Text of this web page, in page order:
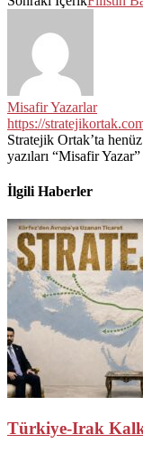
Misafir Yazarlar
https://
Stratejik Ortak’ta henüz
yazıları “Misafir Yazar”
İlgili Haberler
Türkiye-Irak